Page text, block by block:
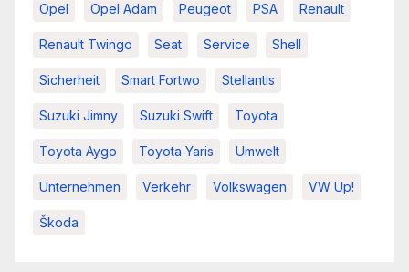
Opel Opel Adam Peugeot PSA Renault
Renault Twingo Seat Service Shell
Sicherheit Smart Fortwo Stellantis
Suzuki Jimny Suzuki Swift Toyota
Toyota Aygo Toyota Yaris Umwelt
Unternehmen Verkehr Volkswagen VW Up!
Škoda